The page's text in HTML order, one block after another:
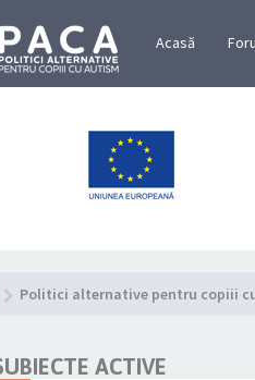
Acasă
Politici alternative pentru copiii
ACTIVE